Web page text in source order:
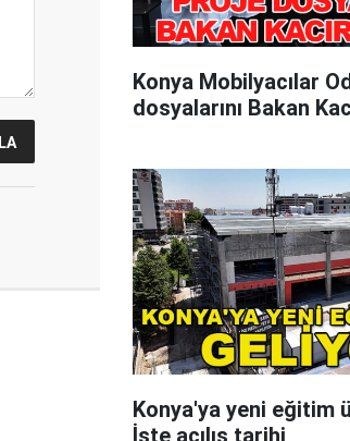
Konya Mobilyacılar
dosyalarını Bakan
Konya'ya yeni eğitim
İşte açılış tarihi